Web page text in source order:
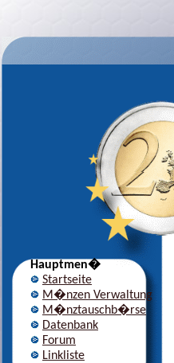
Hauptmen�
Startseite
M�nzen Verwaltung
M�nztauschb�rse
Datenbank
Forum
Linkliste